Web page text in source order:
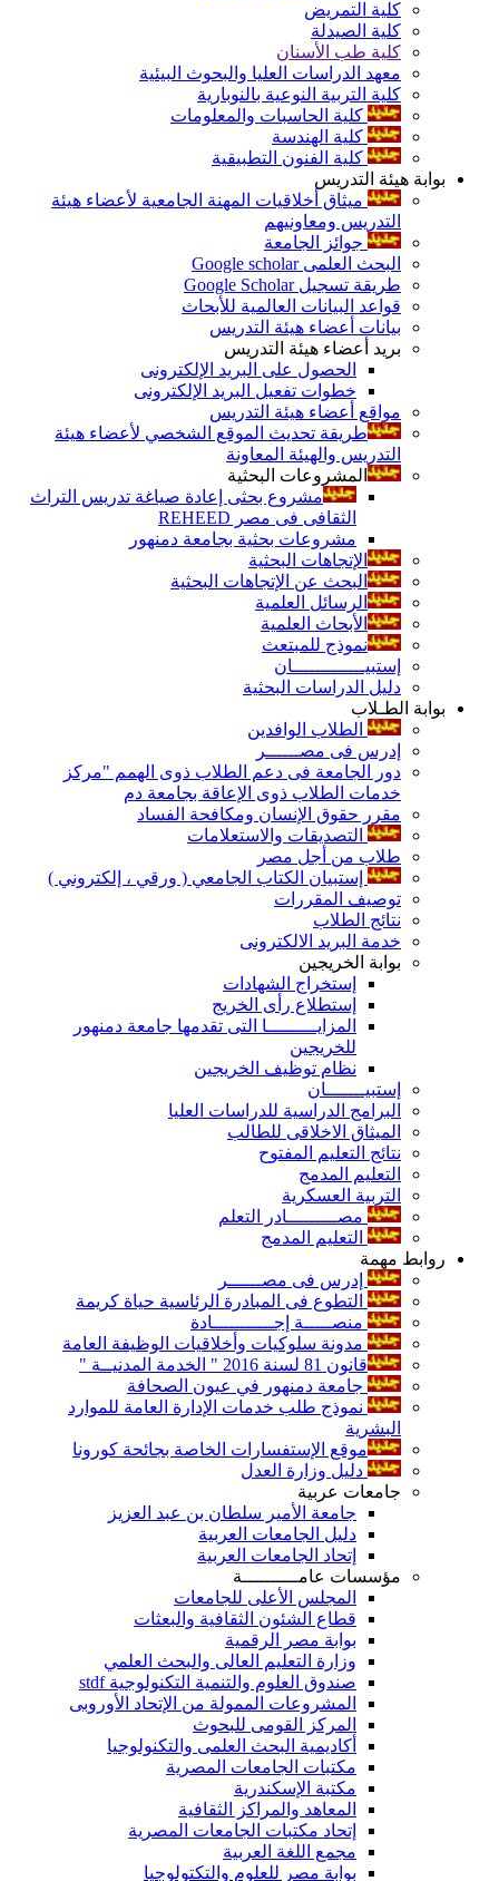
كلية التمريض
كلية الصيدلة
كلية طب الأسنان
معهد الدراسات العليا والبحوث البيئية
كلية التربية النوعية بالنوبارية
كلية الحاسبات والمعلومات
كلية الهندسة
كلية الفنون التطبيقية
بوابة هيئة التدريس
ميثاق أخلاقيات المهنة الجامعية لأعضاء هيئة
التدريس ومعاونيهم
جوائز الجامعة
البحث العلمى Google scholar
طريقة تسجيل Google Scholar
قواعد البيانات العالمية للأبحاث
بيانات أعضاء هيئة التدريس
بريد أعضاء هيئة التدريس
الحصول على البريد الإلكترونى
خطوات تفعيل البريد الإلكترونى
مواقع أعضاء هيئة التدريس
طريقة تحديث الموقع الشخصي لأعضاء هيئة
التدريس والهيئة المعاونة
المشروعات البحثية
مشروع بحثى إعادة صياغة تدريس التراث
الثقافى فى مصر REHEED
مشروعات بحثية بجامعة دمنهور
الإتجاهات البحثية
البحث عن الإتجاهات البحثية
الرسائل العلمية
الأبحاث العلمية
نموذج للمبتعث
إستبيـــــــــــــان
دليل الدراسات البحثية
بوابة الطـلاب
الطلاب الوافدين
إدرس فى مصــــــر
دور الجامعة فى دعم الطلاب ذوى الهمم "مركز
خدمات الطلاب ذوى الإعاقة بجامعة دم
مقرر حقوق الإنسان ومكافحة الفساد
التصديقات والاستعلامات
طلاب من أجل مصر
إستبيان الكتاب الجامعي ( ورقي ، إلكتروني )
توصيف المقررات
نتائج الطلاب
خدمة البريد الالكترونى
بوابة الخريجين
إستخراج الشهادات
إستطلاع رأى الخريج
المزايـــــــــا التى تقدمها جامعة دمنهور
للخريجين
نظام توظيف الخريجين
إستبيـــــــان
البرامج الدراسية للدراسات العليا
الميثاق الاخلاقى للطالب
نتائج التعليم المفتوح
التعليم المدمج
التربية العسكرية
مصـــــــــادر التعلم
التعليم المدمج
روابط مهمة
إدرس فى مصــــــر
التطوع فى المبادرة الرئاسية حياة كريمة
منصـــــة إجـــــــــــادة
مدونة سلوكيات وأخلاقيات الوظيفة العامة
قانون 81 لسنة 2016 " الخدمة المدنيــة "
جامعة دمنهور في عيون الصحافة
نموذج طلب خدمات الإدارة العامة للموارد
البشرية
موقع الإستفسارات الخاصة بجائحة كورونا
دليل وزارة العدل
جامعات عربية
جامعة الأمير سلطان بن عبد العزيز
دليل الجامعات العربية
إتحاد الجامعات العربية
مؤسسات عامــــــــــة
المجلس الأعلى للجامعات
قطاع الشئون الثقافية والبعثات
بوابة مصر الرقمية
وزارة التعليم العالى والبحث العلمي
صندوق العلوم والتنمية التكنولوجية stdf
المشروعات الممولة من الإتحاد الأوروبى
المركز القومى للبحوث
أكاديمية البحث العلمى والتكنولوجيا
مكتبات الجامعات المصرية
مكتبة الإسكندرية
المعاهد والمراكز الثقافية
إتحاد مكتبات الجامعات المصرية
مجمع اللغة العربية
بوابة مصر للعلوم والتكتولوجيا